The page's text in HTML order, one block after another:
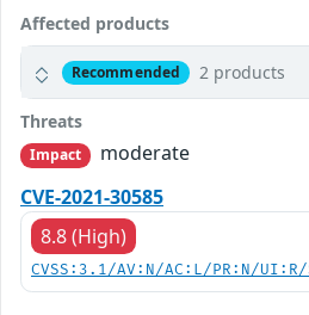
Affected products
Recommended 2 products
Threats
Impact
moderate
CVE-2021-30585
8.8 (High)
CVSS:3.1/AV:N/AC:L/PR:N/